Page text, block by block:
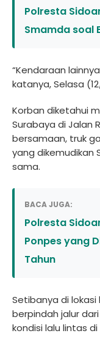
Polresta
Smamda soal
“Kendaraan
katanya, Selasa
Korban diketahui
Surabaya di Jalan
bersamaan, truk
yang dikemudikan
sama.
BACA JUGA:
Polresta
Ponpes yang
Tahun
Setibanya di
berpindah jalur
kondisi lalu lintas di